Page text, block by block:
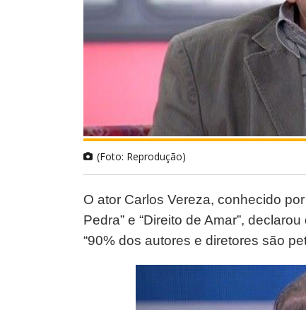
(Foto: Reprodução)
O ator Carlos Vereza, conhecido
Pedra” e “Direito de Amar”,
“90% dos autores e diretores são